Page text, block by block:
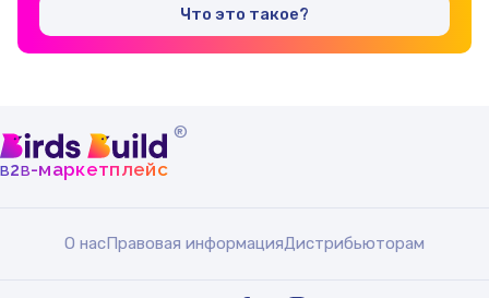
Что это такое?
®
b2b-маркетплейс
О насПравовая информацияДистрибьюторам